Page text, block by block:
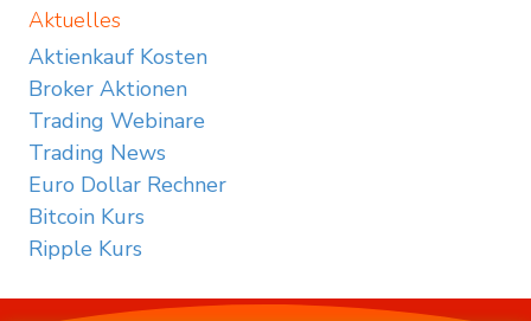
Aktuelles
Aktienkauf Kosten
Broker Aktionen
Trading Webinare
Trading News
Euro Dollar Rechner
Bitcoin Kurs
Ripple Kurs